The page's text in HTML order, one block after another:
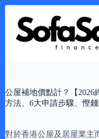
content
公屋補地價點計？【2026
方法、6大申請步驟、慳
對於香港公屋及居屋業主